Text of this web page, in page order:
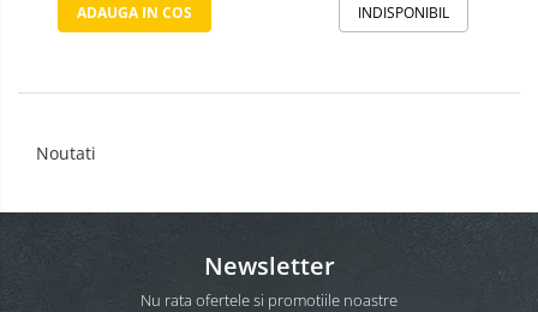
ADAUGA IN COS INDISPONIBIL
Noutati
Newsletter
Nu rata ofertele si promotiile noastre